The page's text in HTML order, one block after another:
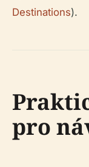
Destinations).
pro